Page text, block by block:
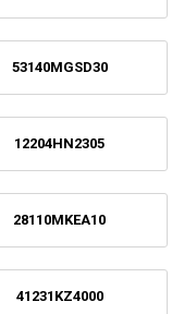
53140MGSD30
12204HN2305
28110MKEA10
41231KZ4000